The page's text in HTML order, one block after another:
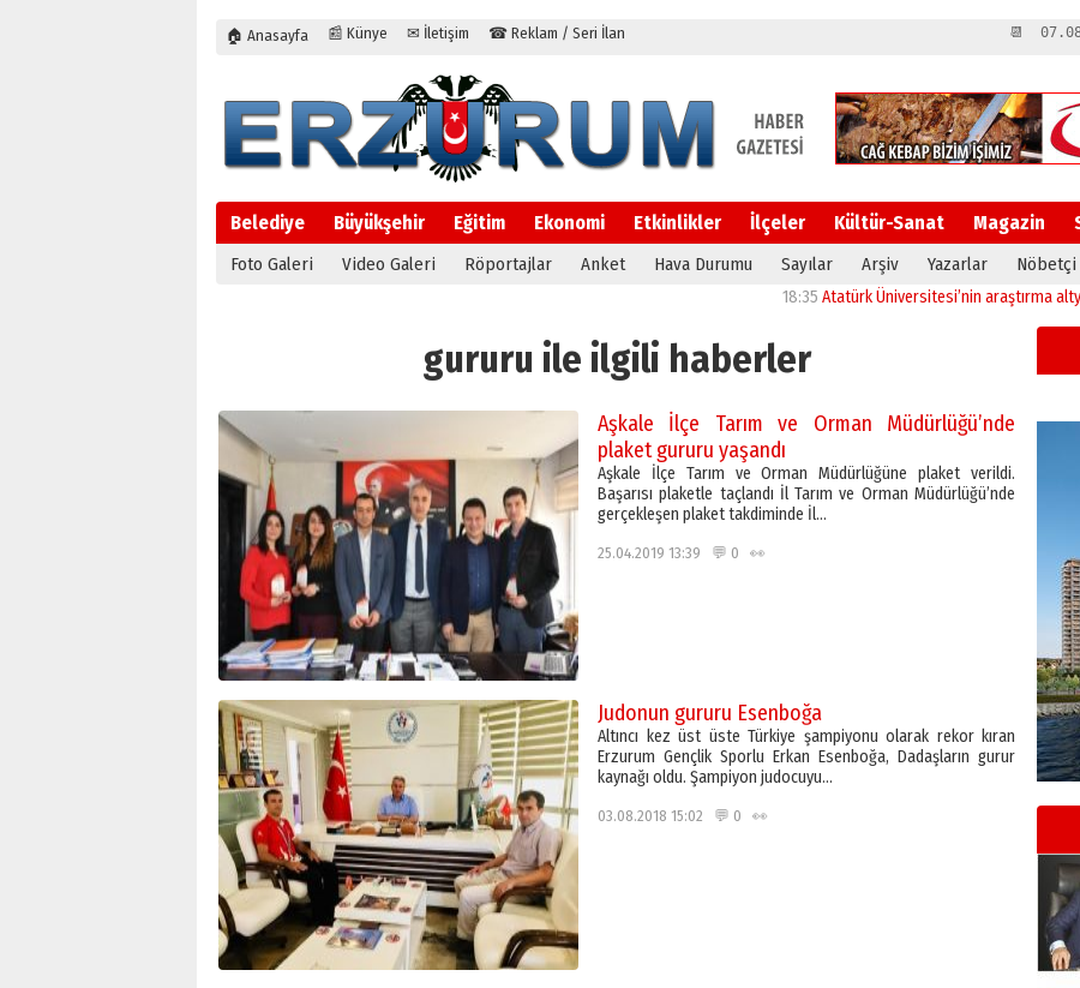
🏠 Anasayfa 📰 Künye ✉ İletişim ☎ Reklam / Seri İlan 📆
Belediye Büyükşehir Eğitim Ekonomi Etkinlikler İlçeler Kültür-Sanat Magazin
Foto Galeri Video Galeri Röportajlar Anket Hava Durumu Sayılar Arşiv Yazarlar Nöbetçi
Atatürk Üniversitesi’nin araştırma altyapısına
gururu ile ilgili haberler
Aşkale İlçe Tarım ve Orman Müdürlüğü’nde
plaket gururu yaşandı
Aşkale İlçe Tarım ve Orman Müdürlüğüne plaket verildi.
Başarısı plaketle taçlandı İl Tarım ve Orman Müdürlüğü’nde
gerçekleşen plaket takdiminde İl…
25.04.2019 13:39 💬 0 👀
Judonun gururu Esenboğa
Altıncı kez üst üste Türkiye şampiyonu olarak rekor kıran
Erzurum Gençlik Sporlu Erkan Esenboğa, Dadaşların gurur
kaynağı oldu. Şampiyon judocuyu…
03.08.2018 15:02 💬 0 👀